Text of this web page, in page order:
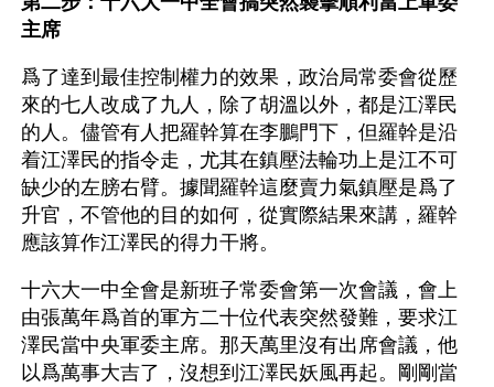
主席
爲了達到最佳控制權力的效果，政治局常委會從歷
來的七人改成了九人，除了胡溫以外，都是江澤民
的人。儘管有人把羅幹算在李鵬門下，但羅幹是沿
着江澤民的指令走，尤其在鎮壓法輪功上是江不可
缺少的左膀右臂。據聞羅幹這麼賣力氣鎮壓是爲了
升官，不管他的目的如何，從實際結果來講，羅幹
應該算作江澤民的得力干將。
十六大一中全會是新班子常委會第一次會議，會上
由張萬年爲首的軍方二十位代表突然發難，要求江
澤民當中央軍委主席。那天萬里沒有出席會議，他
以爲萬事大吉了，沒想到江澤民妖風再起。剛剛當